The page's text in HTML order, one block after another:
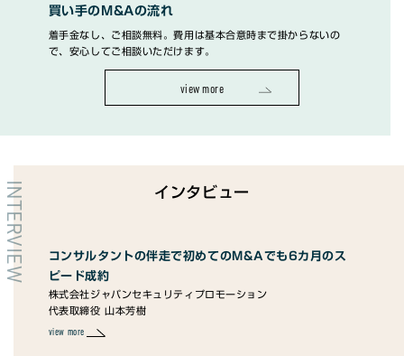
買い手のM&Aの流れ
着手金なし、ご相談無料。費用は基本合意時まで掛からないの
で、安心してご相談いただけます。
view more
INTERVIEW インタビュー
け
コンサルタントの伴走で初めてのM&Aでも6カ月のス
ピード成約
株式会社ジャパンセキュリティプロモーション
代表取締役 山本芳樹
view more